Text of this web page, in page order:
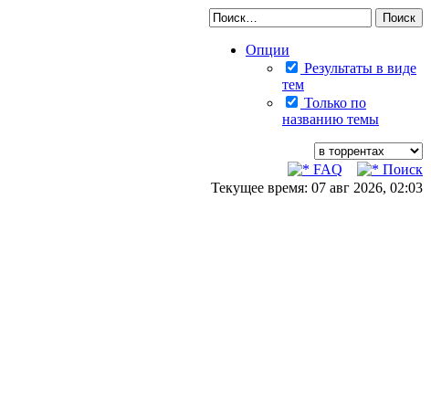
Опции
Результаты в виде
тем
Только по
названию темы
FAQ
Поиск
Текущее время: 07 авг 2026, 02:03